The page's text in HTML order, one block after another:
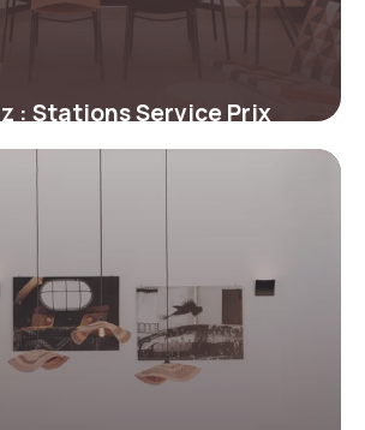
: Stations Service Prix